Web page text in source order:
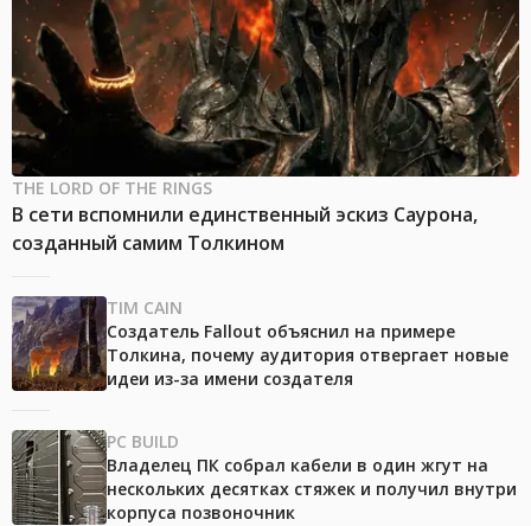
THE LORD OF THE RINGS
В сети вспомнили единственный эскиз Саурона,
созданный самим Толкином
TIM CAIN
Создатель Fallout объяснил на примере
Толкина, почему аудитория отвергает новые
идеи из-за имени создателя
PC BUILD
Владелец ПК собрал кабели в один жгут на
нескольких десятках стяжек и получил внутри
корпуса позвоночник